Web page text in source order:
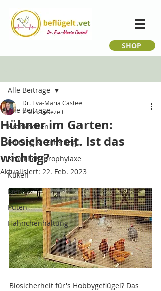
SHOP
Alle Beiträge
Krankheiten
Haltung & Fütterung
Krankheitsprophylaxe
Küken
Eier
Puten
Hähnchenhaltung
Alle Beiträge
Hühner im Garten:
Biosicherheit. Ist das
wichtig?
Dr. Eva-Maria Casteel
2 Min. Lesezeit
Aktualisiert: 22. Feb. 2023
Biosicherheit für's Hobbygeflügel? Das